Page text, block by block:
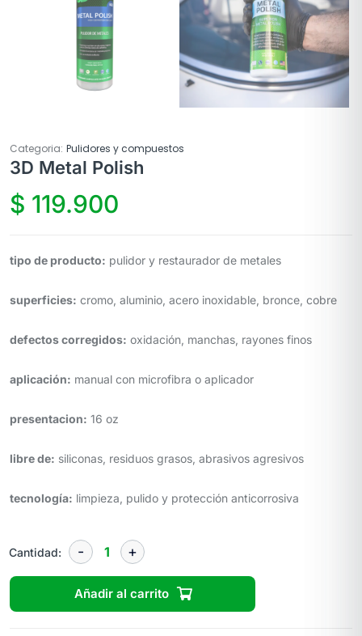
Categoria: Pulidores y compuestos
3D Metal Polish
$ 119.900
tipo de producto: pulidor y restaurador de metales
superficies: cromo, aluminio, acero inoxidable, bronce, cobre
defectos corregidos: oxidación, manchas, rayones finos
aplicación: manual con microfibra o aplicador
presentacion: 16 oz
libre de: siliconas, residuos grasos, abrasivos agresivos
tecnología: limpieza, pulido y protección anticorrosiva
Cantidad:
Añadir al carrito